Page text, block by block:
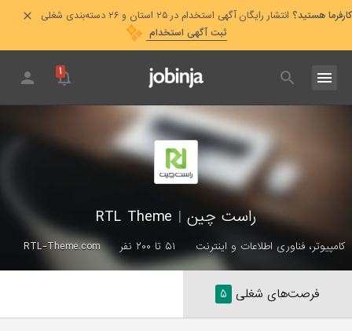
کارفرما هستید؟ انتشار رایگان آگهی استخدام در ۲۵ استان و ۲۶ دسته‌بندی شغلی
ثبت آگهی استخدام
۱
راست چین |
کامپیوتر، فناوری اطلاعات و اینترنت ۵۱ تا ۲۰۰ نفر RTL-Theme.com
فرصت‌های شغلی ۵